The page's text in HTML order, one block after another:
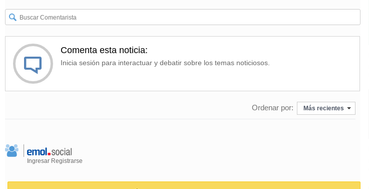
Comenta esta noticia:
Inicia sesión para interactuar y debatir sobre los temas noticiosos.
Ordenar por: Más recientes
Ingresar Registrarse